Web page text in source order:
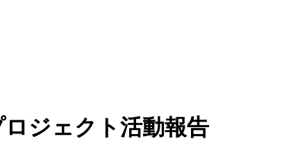
ジェクト活動報告